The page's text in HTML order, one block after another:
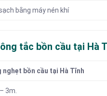
bằng máy nén khí
tắc bồn cầu tại Hà
nghẹt bồn cầu tại Hà Tĩnh
3m.